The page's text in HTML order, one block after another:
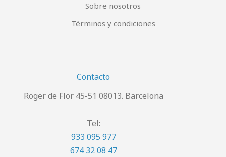
Sobre nosotros
Términos y condiciones
Contacto
Roger de Flor 45-51 08013. Barcelona
Tel:
933 095 977
674 32 08 47